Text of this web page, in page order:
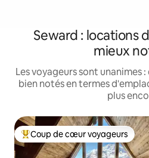
Seward : locations
mieux
Les voyageurs sont unanimes
bien notés en termes
plus
Coups de cœur voyageurs les
Coup de cœur voyageurs